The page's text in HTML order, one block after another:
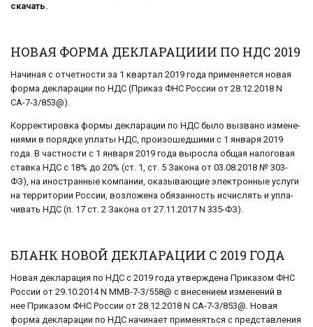
скачать.
НОВАЯ ФОРМА ДЕКЛАРАЦИИИ ПО НДС 2019
На­чи­ная с от­чет­но­сти за 1 квар­тал 2019 года применяется новая
форма де­кла­ра­ции по НДС (При­каз ФНС Рос­сии от 28.12.2018 N
СА-7-3/853@).
Корректировка формы де­кла­ра­ции по НДС было вы­зва­но из­ме­не­
ни­я­ми в по­ряд­ке упла­ты НДС, про­изо­шед­ши­ми с 1 ян­ва­ря 2019
года. В част­но­сти с 1 ян­ва­ря 2019 года вы­рос­ла общая на­ло­го­вая
став­ка НДС с 18% до 20% (ст. 1, ст. 5 За­ко­на от 03.08.2018 № 303-
ФЗ), на ино­стран­ные ком­па­нии, ока­зы­ва­ю­щие элек­трон­ные услу­ги
на тер­ри­то­рии Рос­сии, воз­ло­же­на обя­зан­ность ис­чис­лять и упла­
чи­вать НДС (п. 17 ст. 2 За­ко­на от 27.11.2017 N 335-ФЗ).
БЛАНК НОВОЙ ДЕКЛАРАЦИИ С 2019 ГОДА
Новая де­кла­ра­ция по НДС с 2019 года утвер­жде­на При­ка­зом ФНС
Рос­сии от 29.10.2014 N ММВ-7-3/558@ с вне­се­ни­ем из­ме­не­ний в
нее При­ка­зом ФНС Рос­сии от 28.12.2018 N СА-7-3/853@. Новая
форма де­кла­ра­ции по НДС на­чи­на­ет при­ме­нять­ся с пред­став­ле­ния